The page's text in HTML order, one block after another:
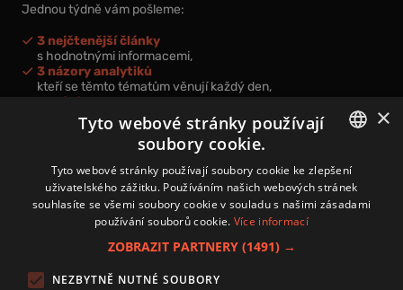
Jednou týdně vám pošleme:
3 nejčtenější články
s hodnotnými informacemi,
3 názory analytiků
kteří se těmto tématům věnují každý den,
nová videa a podcasty
k prohloubení vašich znalostí.
Přihlášením k newsletteru vyjadřujete svůj souhlas spodmínkami
zpracování osobních údajů.
Zásady používání souborů cookies
CZECH
×
Tyto webové stránky používají
soubory cookie.
Tyto webové stránky používají soubory cookie ke zlepšení
uživatelského zážitku. Používáním našich webových stránek
souhlasíte se všemi soubory cookie v souladu s našimi zásadami
používání souborů cookie. Více informací
ZOBRAZIT PARTNERY (1491) →
NEZBYTNĚ NUTNÉ SOUBORY